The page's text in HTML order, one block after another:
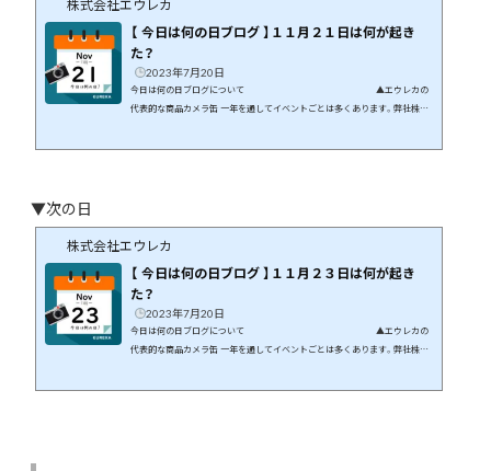
株式会社エウレカ
【 今日は何の日ブログ 】１１月２１日は何が起き
た？
2023年7月20日
今日は何の日ブログについて ▲エウレカの
代表的な商品カメラ缶 一年を通してイベントごとは多くあります。弊社株式
▼次の日
株式会社エウレカ
【 今日は何の日ブログ 】１１月２３日は何が起き
た？
2023年7月20日
今日は何の日ブログについて ▲エウレカの
代表的な商品カメラ缶 一年を通してイベントごとは多くあります。弊社株式